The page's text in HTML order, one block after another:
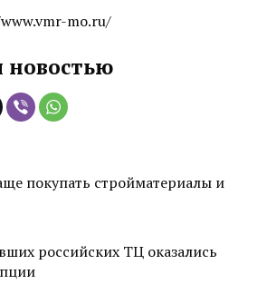
mo.ru/
новостью
покупать стройматериалы и
российских ТЦ оказались